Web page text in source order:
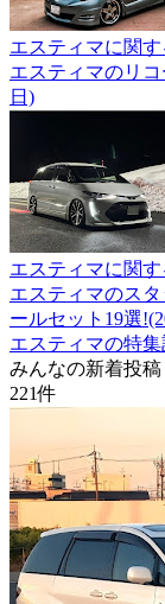
エスティマに関
エスティマのリ
日)
エスティマに関
エスティマのス
ールセット19選
エスティマの特
みんなの新着投稿
221件